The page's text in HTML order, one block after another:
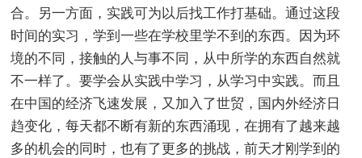
合。另一方面，实践可为以后找工作打基础。通过这段
时间的实习，学到一些在学校里学不到的东西。因为环
境的不同，接触的人与事不同，从中所学的东西自然就
不一样了。要学会从实践中学习，从学习中实践。而且
在中国的经济飞速发展，又加入了世贸，国内外经济日
趋变化，每天都不断有新的东西涌现，在拥有了越来越
多的机会的同时，也有了更多的挑战，前天才刚学到的